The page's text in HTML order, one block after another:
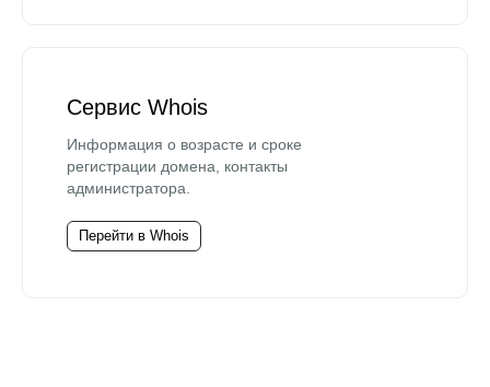
Сервис Whois
Информация о возрасте и сроке
регистрации домена, контакты
администратора.
Перейти в Whois